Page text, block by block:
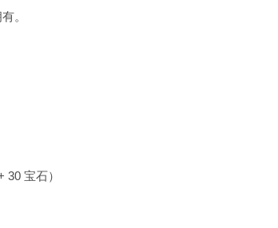
。
宝石）